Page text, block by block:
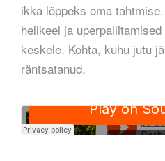
ikka lõppeks oma
helikeel ja
keskele. Kohta, kuhu jutu
räntsatanud.